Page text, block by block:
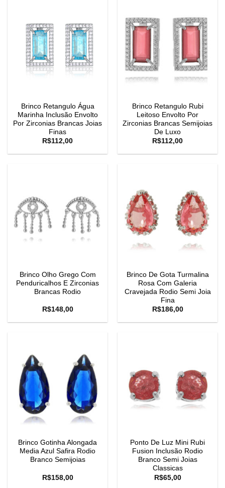
Brinco Retangulo Água
Marinha Inclusão Envolto
Por Zirconias Brancas Joias
Finas
R$112,00
Brinco Retangulo Rubi
Leitoso Envolto Por
Zirconias Brancas Semijoias
De Luxo
R$112,00
Brinco Olho Grego Com
Penduricalhos E Zirconias
Brancas Rodio
R$148,00
Brinco De Gota Turmalina
Rosa Com Galeria
Cravejada Rodio Semi Joia
Fina
R$186,00
Brinco Gotinha Alongada
Media Azul Safira Rodio
Branco Semijoias
R$158,00
Ponto De Luz Mini Rubi
Fusion Inclusão Rodio
Branco Semi Joias
Classicas
R$65,00